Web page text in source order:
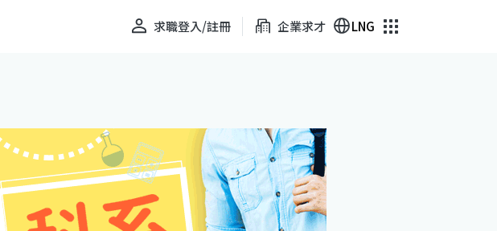
求職登入/註冊 企業求才 LNG